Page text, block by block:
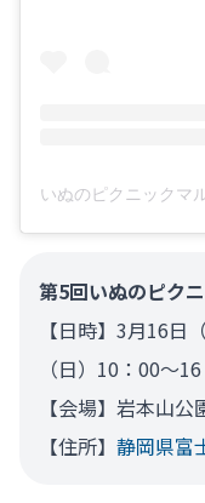
第5回いぬのピク
【日時】3月16日
（日）10：00～
【会場】岩本山公
【住所】 静岡県富